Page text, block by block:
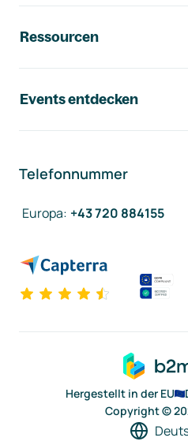
Ressourcen
Events entdecken
Telefonnummer
Europa: +43 720 884155
Hergestellt in der EU
Copyright ©